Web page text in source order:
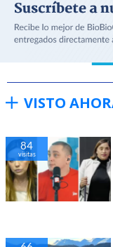
VISTO
84
visitas